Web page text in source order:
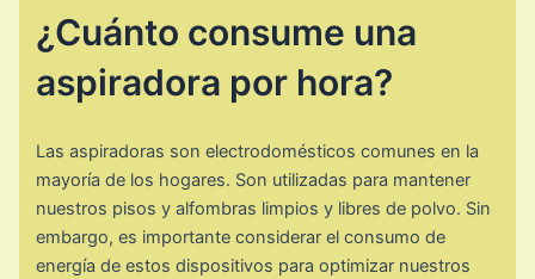
¿Cuánto consume una
aspiradora por hora?
Las aspiradoras son electrodomésticos comunes en la
mayoría de los hogares. Son utilizadas para mantener
nuestros pisos y alfombras limpios y libres de polvo. Sin
embargo, es importante considerar el consumo de
energía de estos dispositivos para optimizar nuestros